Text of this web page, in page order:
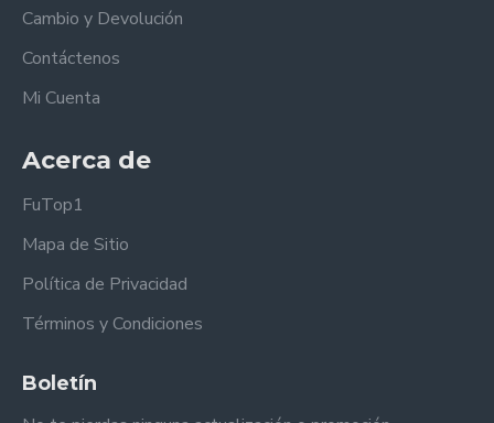
Cambio y Devolución
Contáctenos
Mi Cuenta
Acerca de
FuTop1
Mapa de Sitio
Política de Privacidad
Términos y Condiciones
Boletín